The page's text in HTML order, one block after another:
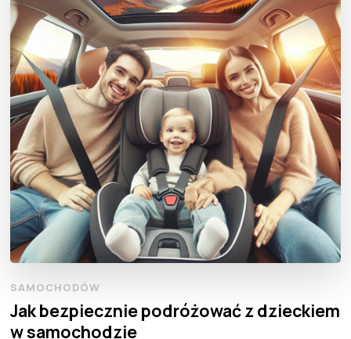
SAMOCHODÓW
Jak bezpiecznie podróżować z dzieckiem
w samochodzie